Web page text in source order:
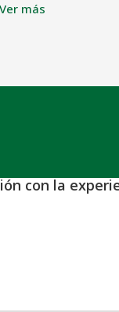
Ver más
con la